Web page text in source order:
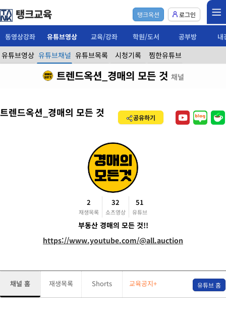
탱크교육 탱크옥션 로그인
동영상강좌 유튜브영상 교육/강좌 학원/도서 공부방 내
유튜브영상 유튜브채널 유튜브목록 시청기록 찜한유튜브
트렌드옥션_경매의 모든 것 채널
트렌드옥션_경매의 모든 것 공유하기
2
재생목록
32
쇼츠영상
51
유튜브
부동산 경매의 모든 것!!
https://www.youtube.com/@all.auction
채널 홈 재생목록 Shorts 교육공지+ 유튜브 홈